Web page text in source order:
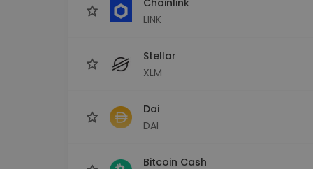
LINK
Stellar
XLM
Dai
DAI
Bitcoin Cash